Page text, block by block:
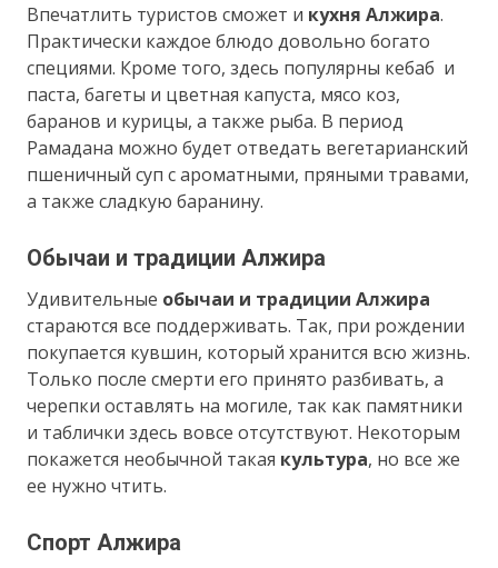
Впечатлить туристов сможет и кухня Алжира.
Практически каждое блюдо довольно богато
специями. Кроме того, здесь популярны кебаб и
паста, багеты и цветная капуста, мясо коз,
баранов и курицы, а также рыба. В период
Рамадана можно будет отведать вегетарианский
пшеничный суп с ароматными, пряными травами,
а также сладкую баранину.
Обычаи и традиции Алжира
Удивительные обычаи и традиции Алжира
стараются все поддерживать. Так, при рождении
покупается кувшин, который хранится всю жизнь.
Только после смерти его принято разбивать, а
черепки оставлять на могиле, так как памятники
и таблички здесь вовсе отсутствуют. Некоторым
покажется необычной такая культура, но все же
ее нужно чтить.
Спорт Алжира